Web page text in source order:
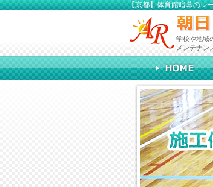
【京都】体育館暗幕のレ
学校や地域
メンテナン